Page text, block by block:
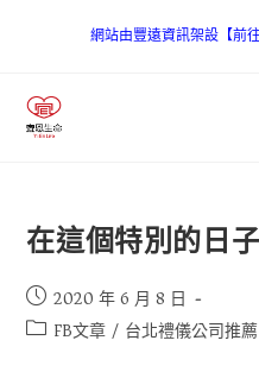
網站由豐遠資訊架設【前
在這個特別的日
2020 年 6 月 8 日
FB文章 / 台北禮儀公司推薦